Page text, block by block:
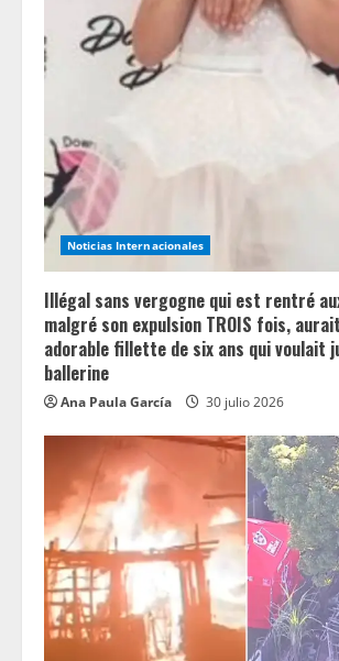
e
d
i
n
g
Noticias Internacionales
Illégal sans vergogne qui est rentré
malgré son expulsion TROIS fois,
adorable fillette de six ans qui voulait
ballerine
Ana Paula García 30 julio 2026